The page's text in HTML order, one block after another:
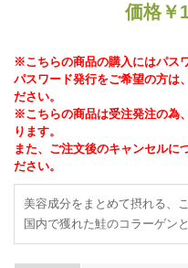
価格￥
※こちらの商品の購入にはパス
パスワード発行をご希望の方は、
ださい。
※こちらの商品は受注発注の為
ります。
また、ご注文後のキャンセルに
ださい。
美容成分をまとめて摂れる、
国内で獲れた鮭のコラーゲン